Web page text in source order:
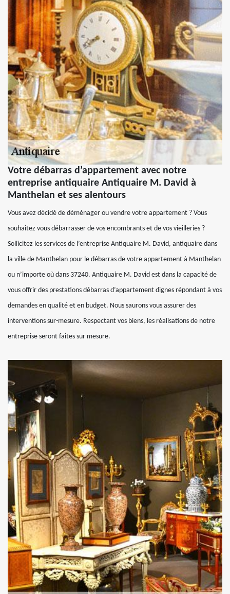
Votre débarras d’appartement avec notre
entreprise antiquaire Antiquaire M. David à
Manthelan et ses alentours
Vous avez décidé de déménager ou vendre votre appartement ? Vous
souhaitez vous débarrasser de vos encombrants et de vos vieilleries ?
Sollicitez les services de l’entreprise Antiquaire M. David, antiquaire dans
la ville de Manthelan pour le débarras de votre appartement à Manthelan
ou n’importe où dans 37240. Antiquaire M. David est dans la capacité de
vous offrir des prestations débarras d’appartement dignes répondant à vos
demandes en qualité et en budget. Nous saurons vous assurer des
interventions sur-mesure. Respectant vos biens, les réalisations de notre
entreprise seront faites sur mesure.